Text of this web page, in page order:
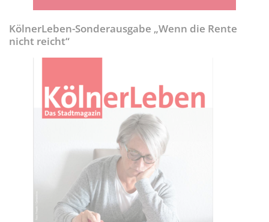
KölnerLeben-Sonderausgabe „Wenn die Rente
nicht reicht“